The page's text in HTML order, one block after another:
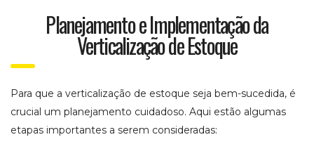
Planejamento e Implementação da
Verticalização de Estoque
Para que a verticalização de estoque seja bem-sucedida, é
crucial um planejamento cuidadoso. Aqui estão algumas
etapas importantes a serem consideradas: